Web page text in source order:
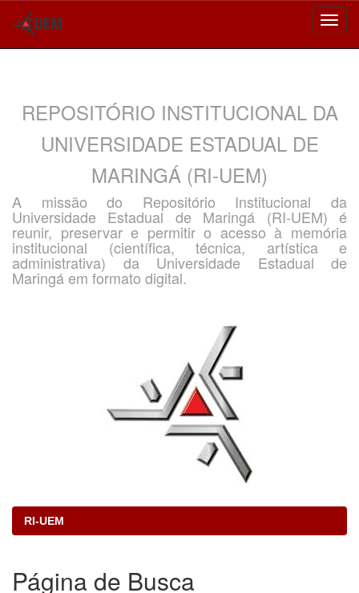
REPOSITÓRIO INSTITUCIONAL DA
UNIVERSIDADE ESTADUAL DE
MARINGÁ (RI-UEM)
A missão do Repositório Institucional da
Universidade Estadual de Maringá (RI-UEM) é
reunir, preservar e permitir o acesso à memória
institucional (científica, técnica, artística e
administrativa) da Universidade Estadual de
Maringá em formato digital.
RI-UEM
Página de Busca